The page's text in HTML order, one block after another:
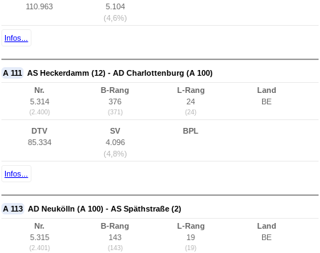
110.963
5.104
(4,6%)
Infos...
A 111 AS Heckerdamm (12) - AD Charlottenburg (A 100)
Nr.
5.314
(2.400)
B-Rang
376
(371)
L-Rang
24
(24)
Land
BE
DTV
85.334
SV
4.096
(4,8%)
BPL
Infos...
A 113 AD Neukölln (A 100) - AS Späthstraße (2)
Nr.
5.315
(2.401)
B-Rang
143
(143)
L-Rang
19
(19)
Land
BE